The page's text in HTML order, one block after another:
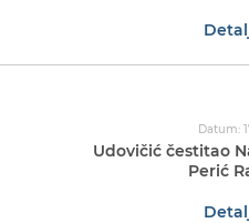
Datum:
Udovičić čestitao
Perić